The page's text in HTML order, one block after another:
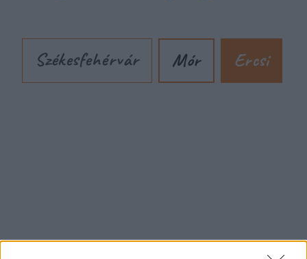
Székesfehérvár Mór Ercsi